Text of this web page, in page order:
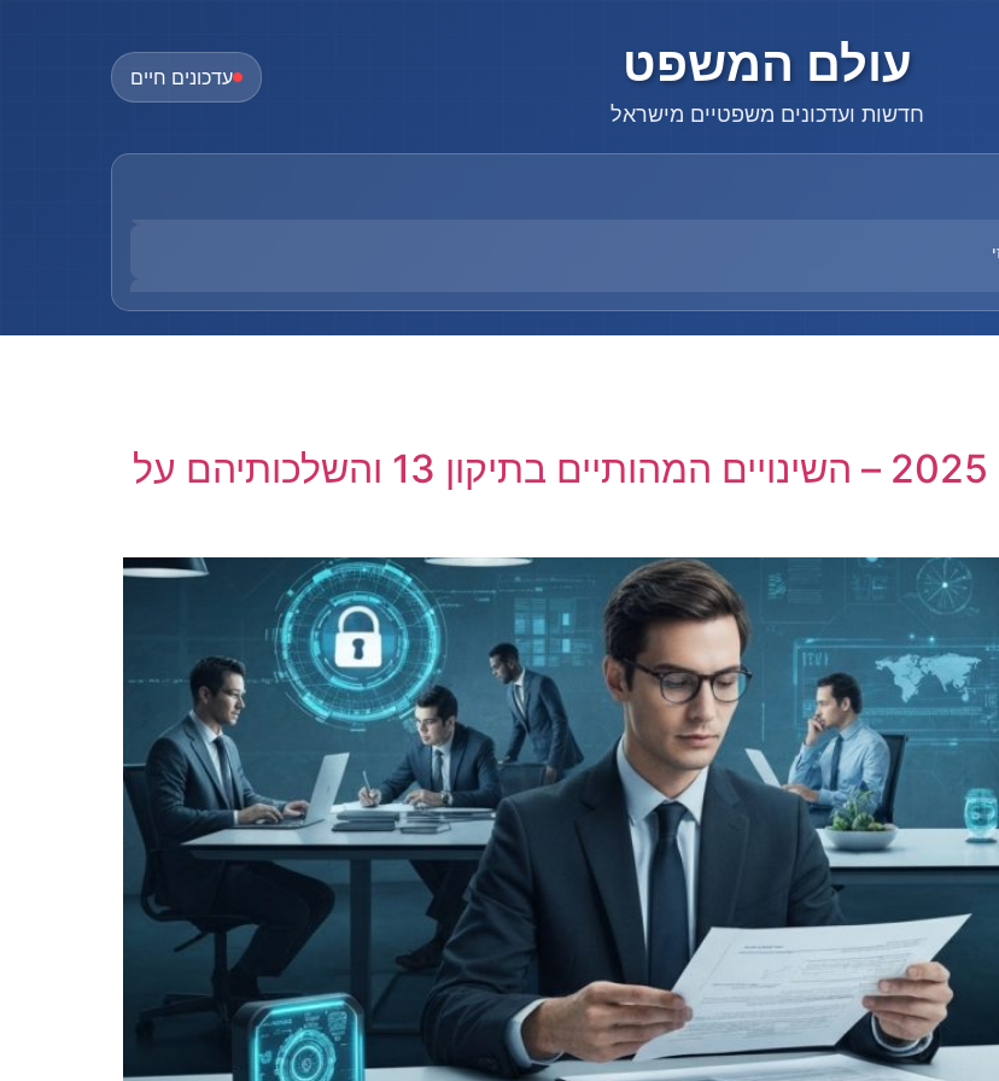
עולם המשפט
חדשות ועדכונים משפטיים מישראל
עדכונים חיים
האחרון
האחרון
רפורמת הגנת הפרטיות בישראל 2025 – השינויים המהותיים בתיקון 13 והשלכותיהם על